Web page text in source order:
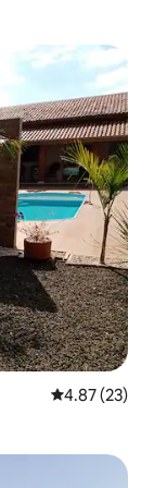
Calificación
4.87 (23)